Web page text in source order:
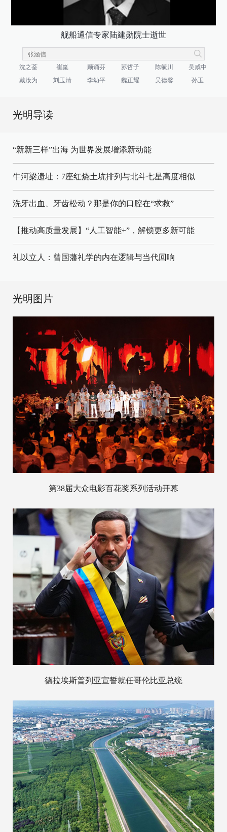
舰船通信专家陆建勋院士逝世
沈之荃 崔崑 顾诵芬 苏哲子 陈毓川
吴咸中
戴汝为
刘玉清 李幼平 魏正耀 吴德馨 孙玉
光明导读
“新新三样”出海 为世界发展增添新动能
牛河梁遗址：7座红烧土坑排列与北斗七星高度相似
洗牙出血、牙齿松动？那是你的口腔在“求救”
【推动高质量发展】“人工智能+”，解锁更多新可能
礼以立人：曾国藩礼学的内在逻辑与当代回响
光明图片
第38届大众电影百花奖系列活动开幕
德拉埃斯普列亚宣誓就任哥伦比亚总统